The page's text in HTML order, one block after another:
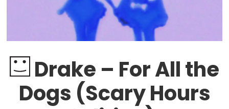
Drake – For All the
Dogs (Scary Hours